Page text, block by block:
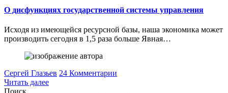
О дисфункциях государственной системы управления
Исходя из имеющейся ресурсной базы, наша экономика может
производить сегодня в 1,5 раза больше Явная…
Сергей Глазьев 24 Комментарии
Читать далее